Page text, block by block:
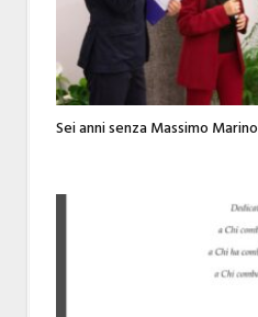
Sei anni senza Massimo Marino